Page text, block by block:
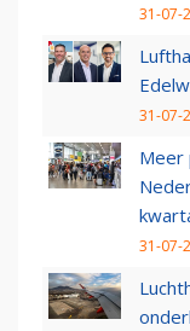
31-07-
31-07-
Meer
31-07-